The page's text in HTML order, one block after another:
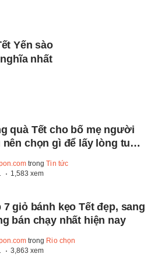
Yến sào
nhất
quà Tết cho bố mẹ người
nên chọn gì để lấy lòng tuyệt
trongTin tức
1,583 xem
7 giỏ bánh kẹo Tết đẹp, sang
bán chạy nhất hiện nay
trong Rio chọn
3,863 xem